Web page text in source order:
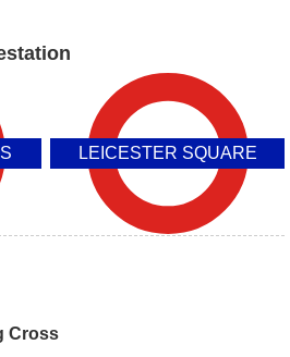
LEICESTER SQUARE
Cross